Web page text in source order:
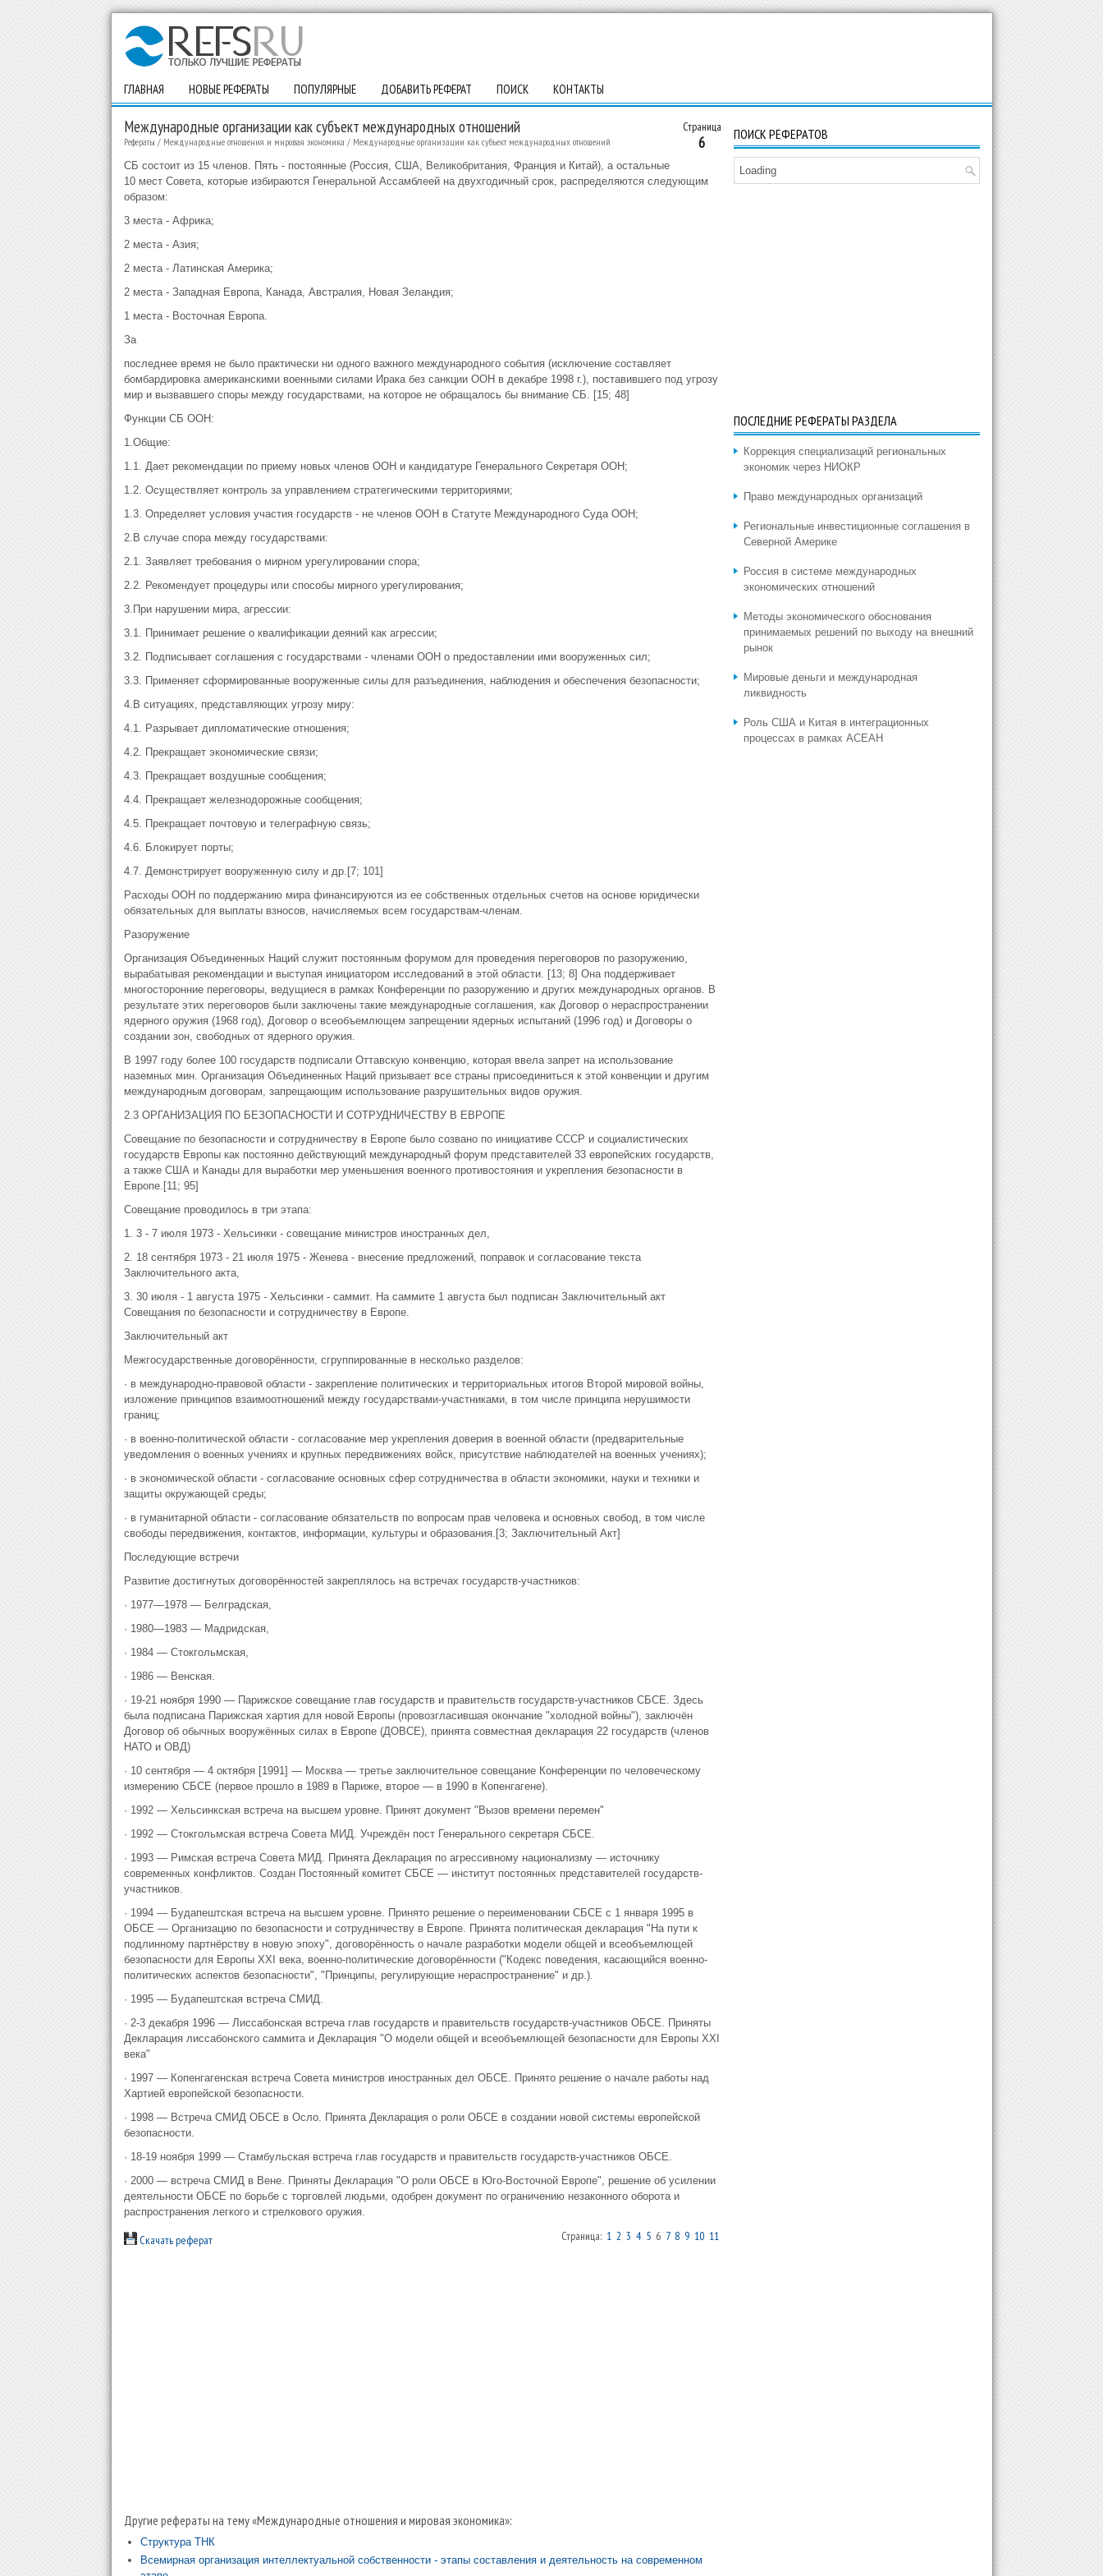
ГЛАВНАЯ НОВЫЕ РЕФЕРАТЫ ПОПУЛЯРНЫЕ ДОБАВИТЬ РЕФЕРАТ ПОИСК КОНТАКТЫ
Страница
6
Международные организации как субъект международных отношений
Рефераты / Международные отношения и мировая экономика / Международные организации как субъект международных отношений
СБ состоит из 15 членов. Пять - постоянные (Россия, США, Великобритания, Франция и Китай), а остальные
10 мест Совета, которые избираются Генеральной Ассамблеей на двухгодичный срок, распределяются следующим
образом:
3 места - Африка;
2 места - Азия;
2 места - Латинская Америка;
2 места - Западная Европа, Канада, Австралия, Новая Зеландия;
1 места - Восточная Европа.
За
последнее время не было практически ни одного важного международного события (исключение составляет
бомбардировка американскими военными силами Ирака без санкции ООН в декабре 1998 г.), поставившего под угрозу
мир и вызвавшего споры между государствами, на которое не обращалось бы внимание СБ. [15; 48]
Функции СБ ООН:
1.Общие:
1.1. Дает рекомендации по приему новых членов ООН и кандидатуре Генерального Секретаря ООН;
1.2. Осуществляет контроль за управлением стратегическими территориями;
1.3. Определяет условия участия государств - не членов ООН в Статуте Международного Суда ООН;
2.В случае спора между государствами:
2.1. Заявляет требования о мирном урегулировании спора;
2.2. Рекомендует процедуры или способы мирного урегулирования;
3.При нарушении мира, агрессии:
3.1. Принимает решение о квалификации деяний как агрессии;
3.2. Подписывает соглашения с государствами - членами ООН о предоставлении ими вооруженных сил;
3.3. Применяет сформированные вооруженные силы для разъединения, наблюдения и обеспечения безопасности;
4.В ситуациях, представляющих угрозу миру:
4.1. Разрывает дипломатические отношения;
4.2. Прекращает экономические связи;
4.3. Прекращает воздушные сообщения;
4.4. Прекращает железнодорожные сообщения;
4.5. Прекращает почтовую и телеграфную связь;
4.6. Блокирует порты;
4.7. Демонстрирует вооруженную силу и др.[7; 101]
Расходы ООН по поддержанию мира финансируются из ее собственных отдельных счетов на основе юридически
обязательных для выплаты взносов, начисляемых всем государствам-членам.
Разоружение
Организация Объединенных Наций служит постоянным форумом для проведения переговоров по разоружению,
вырабатывая рекомендации и выступая инициатором исследований в этой области. [13; 8] Она поддерживает
многосторонние переговоры, ведущиеся в рамках Конференции по разоружению и других международных органов. В
результате этих переговоров были заключены такие международные соглашения, как Договор о нераспространении
ядерного оружия (1968 год), Договор о всеобъемлющем запрещении ядерных испытаний (1996 год) и Договоры о
создании зон, свободных от ядерного оружия.
В 1997 году более 100 государств подписали Оттавскую конвенцию, которая ввела запрет на использование
наземных мин. Организация Объединенных Наций призывает все страны присоединиться к этой конвенции и другим
международным договорам, запрещающим использование разрушительных видов оружия.
2.3 ОРГАНИЗАЦИЯ ПО БЕЗОПАСНОСТИ И СОТРУДНИЧЕСТВУ В ЕВРОПЕ
Совещание по безопасности и сотрудничеству в Европе было созвано по инициативе СССР и социалистических
государств Европы как постоянно действующий международный форум представителей 33 европейских государств,
а также США и Канады для выработки мер уменьшения военного противостояния и укрепления безопасности в
Европе.[11; 95]
Совещание проводилось в три этапа:
1. 3 - 7 июля 1973 - Хельсинки - совещание министров иностранных дел,
2. 18 сентября 1973 - 21 июля 1975 - Женева - внесение предложений, поправок и согласование текста
Заключительного акта,
3. 30 июля - 1 августа 1975 - Хельсинки - саммит. На саммите 1 августа был подписан Заключительный акт
Совещания по безопасности и сотрудничеству в Европе.
Заключительный акт
Межгосударственные договорённости, сгруппированные в несколько разделов:
· в международно-правовой области - закрепление политических и территориальных итогов Второй мировой войны,
изложение принципов взаимоотношений между государствами-участниками, в том числе принципа нерушимости
границ;
· в военно-политической области - согласование мер укрепления доверия в военной области (предварительные
уведомления о военных учениях и крупных передвижениях войск, присутствие наблюдателей на военных учениях);
· в экономической области - согласование основных сфер сотрудничества в области экономики, науки и техники и
защиты окружающей среды;
· в гуманитарной области - согласование обязательств по вопросам прав человека и основных свобод, в том числе
свободы передвижения, контактов, информации, культуры и образования.[3; Заключительный Акт]
Последующие встречи
Развитие достигнутых договорённостей закреплялось на встречах государств-участников:
· 1977—1978 — Белградская,
· 1980—1983 — Мадридская,
· 1984 — Стокгольмская,
· 1986 — Венская.
· 19-21 ноября 1990 — Парижское совещание глав государств и правительств государств-участников СБСЕ. Здесь
была подписана Парижская хартия для новой Европы (провозгласившая окончание "холодной войны"), заключён
Договор об обычных вооружённых силах в Европе (ДОВСЕ), принята совместная декларация 22 государств (членов
НАТО и ОВД)
· 10 сентября — 4 октября [1991] — Москва — третье заключительное совещание Конференции по человеческому
измерению СБСЕ (первое прошло в 1989 в Париже, второе — в 1990 в Копенгагене).
· 1992 — Хельсинкская встреча на высшем уровне. Принят документ "Вызов времени перемен"
· 1992 — Стокгольмская встреча Совета МИД. Учреждён пост Генерального секретаря СБСЕ.
· 1993 — Римская встреча Совета МИД. Принята Декларация по агрессивному национализму — источнику
современных конфликтов. Создан Постоянный комитет СБСЕ — институт постоянных представителей государств-
участников.
· 1994 — Будапештская встреча на высшем уровне. Принято решение о переименовании СБСЕ с 1 января 1995 в
ОБСЕ — Организацию по безопасности и сотрудничеству в Европе. Принята политическая декларация "На пути к
подлинному партнёрству в новую эпоху", договорённость о начале разработки модели общей и всеобъемлющей
безопасности для Европы XXI века, военно-политические договорённости ("Кодекс поведения, касающийся военно-
политических аспектов безопасности", "Принципы, регулирующие нераспространение" и др.).
· 1995 — Будапештская встреча СМИД.
· 2-3 декабря 1996 — Лиссабонская встреча глав государств и правительств государств-участников ОБСЕ. Приняты
Декларация лиссабонского саммита и Декларация "О модели общей и всеобъемлющей безопасности для Европы XXI
века"
· 1997 — Копенгагенская встреча Совета министров иностранных дел ОБСЕ. Принято решение о начале работы над
Хартией европейской безопасности.
· 1998 — Встреча СМИД ОБСЕ в Осло. Принята Декларация о роли ОБСЕ в создании новой системы европейской
безопасности.
· 18-19 ноября 1999 — Стамбульская встреча глав государств и правительств государств-участников ОБСЕ.
· 2000 — встреча СМИД в Вене. Приняты Декларация "О роли ОБСЕ в Юго-Восточной Европе", решение об усилении
деятельности ОБСЕ по борьбе с торговлей людьми, одобрен документ по ограничению незаконного оборота и
распространения легкого и стрелкового оружия.
Скачать реферат Страница: 1 2 3 4 56 7 8 9 10 11
Другие рефераты на тему «Международные отношения и мировая экономика»:
Структура ТНК
Всемирная организация интеллектуальной собственности - этапы составления и деятельность на современном
ПОИСК РЕФЕРАТОВ
Loading
ПОСЛЕДНИЕ РЕФЕРАТЫ РАЗДЕЛА
Коррекция специализаций региональных
экономик через НИОКР
Право международных организаций
Региональные инвестиционные соглашения в
Северной Америке
Россия в системе международных
экономических отношений
Методы экономического обоснования
принимаемых решений по выходу на внешний
рынок
Мировые деньги и международная
ликвидность
Роль США и Китая в интеграционных
процессах в рамках АСЕАН